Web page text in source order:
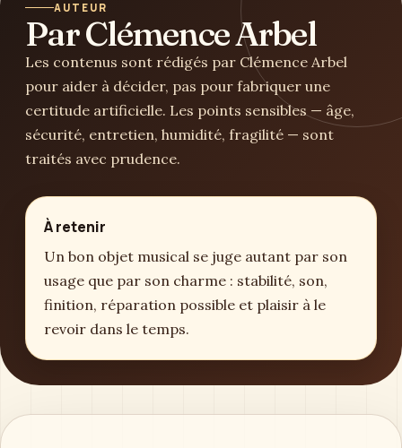
AUTEUR
Par Clémence Arbel
Les contenus sont rédigés par Clémence Arbel
pour aider à décider, pas pour fabriquer une
certitude artificielle. Les points sensibles — âge,
sécurité, entretien, humidité, fragilité — sont
traités avec prudence.
À retenir
Un bon objet musical se juge autant par son
usage que par son charme : stabilité, son,
finition, réparation possible et plaisir à le
revoir dans le temps.